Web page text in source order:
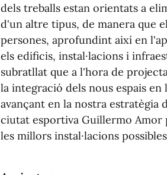
dels treballs estan orientats a
d'un altre tipus, de manera que
persones, aprofundint així en
els edificis, instal·lacions i
subratllat que a l'hora de
la integració dels nous espais
avançant en la nostra estratègia
ciutat esportiva Guillermo Amor
les millors instal·lacions